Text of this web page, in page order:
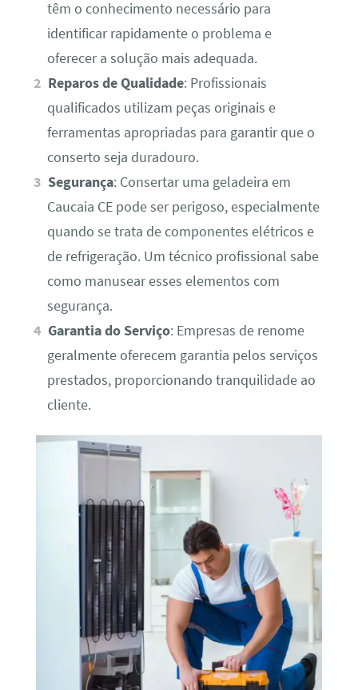
têm o conhecimento necessário para
identificar rapidamente o problema e
oferecer a solução mais adequada.
Reparos de Qualidade: Profissionais
qualificados utilizam peças originais e
ferramentas apropriadas para garantir que o
conserto seja duradouro.
Segurança: Consertar uma geladeira em
Caucaia CE pode ser perigoso, especialmente
quando se trata de componentes elétricos e
de refrigeração. Um técnico profissional sabe
como manusear esses elementos com
segurança.
Garantia do Serviço: Empresas de renome
geralmente oferecem garantia pelos serviços
prestados, proporcionando tranquilidade ao
cliente.